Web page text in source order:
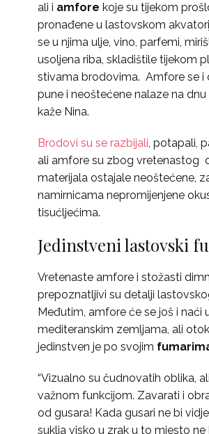
ali i amfore koje su tijekom
pronađene u lastovskom
se u njima ulje, vino, parfemi,
usoljena riba, skladištile tijekom
stivama brodovima. Amfore se i
pune i neoštećene nalaze na dnu
kaže Nina.
Brodovi su se razbijali, potapali,
ali amfore su zbog vretenastog
materijala ostajale neoštećene,
namirnicama nepromijenjene
tisućljećima.
Jedinstveni lastovski
Vretenaste amfore i stožasti
prepoznatljivi su detalji
Međutim, amfore će se još i naći
mediteranskim zemljama, ali
jedinstven je po svojim
“Vizualno su čudnovatih oblika,
važnom funkcijom. Zavarati i
od gusara! Kada gusari ne bi
suklja visko u zrak u to mjesto ne